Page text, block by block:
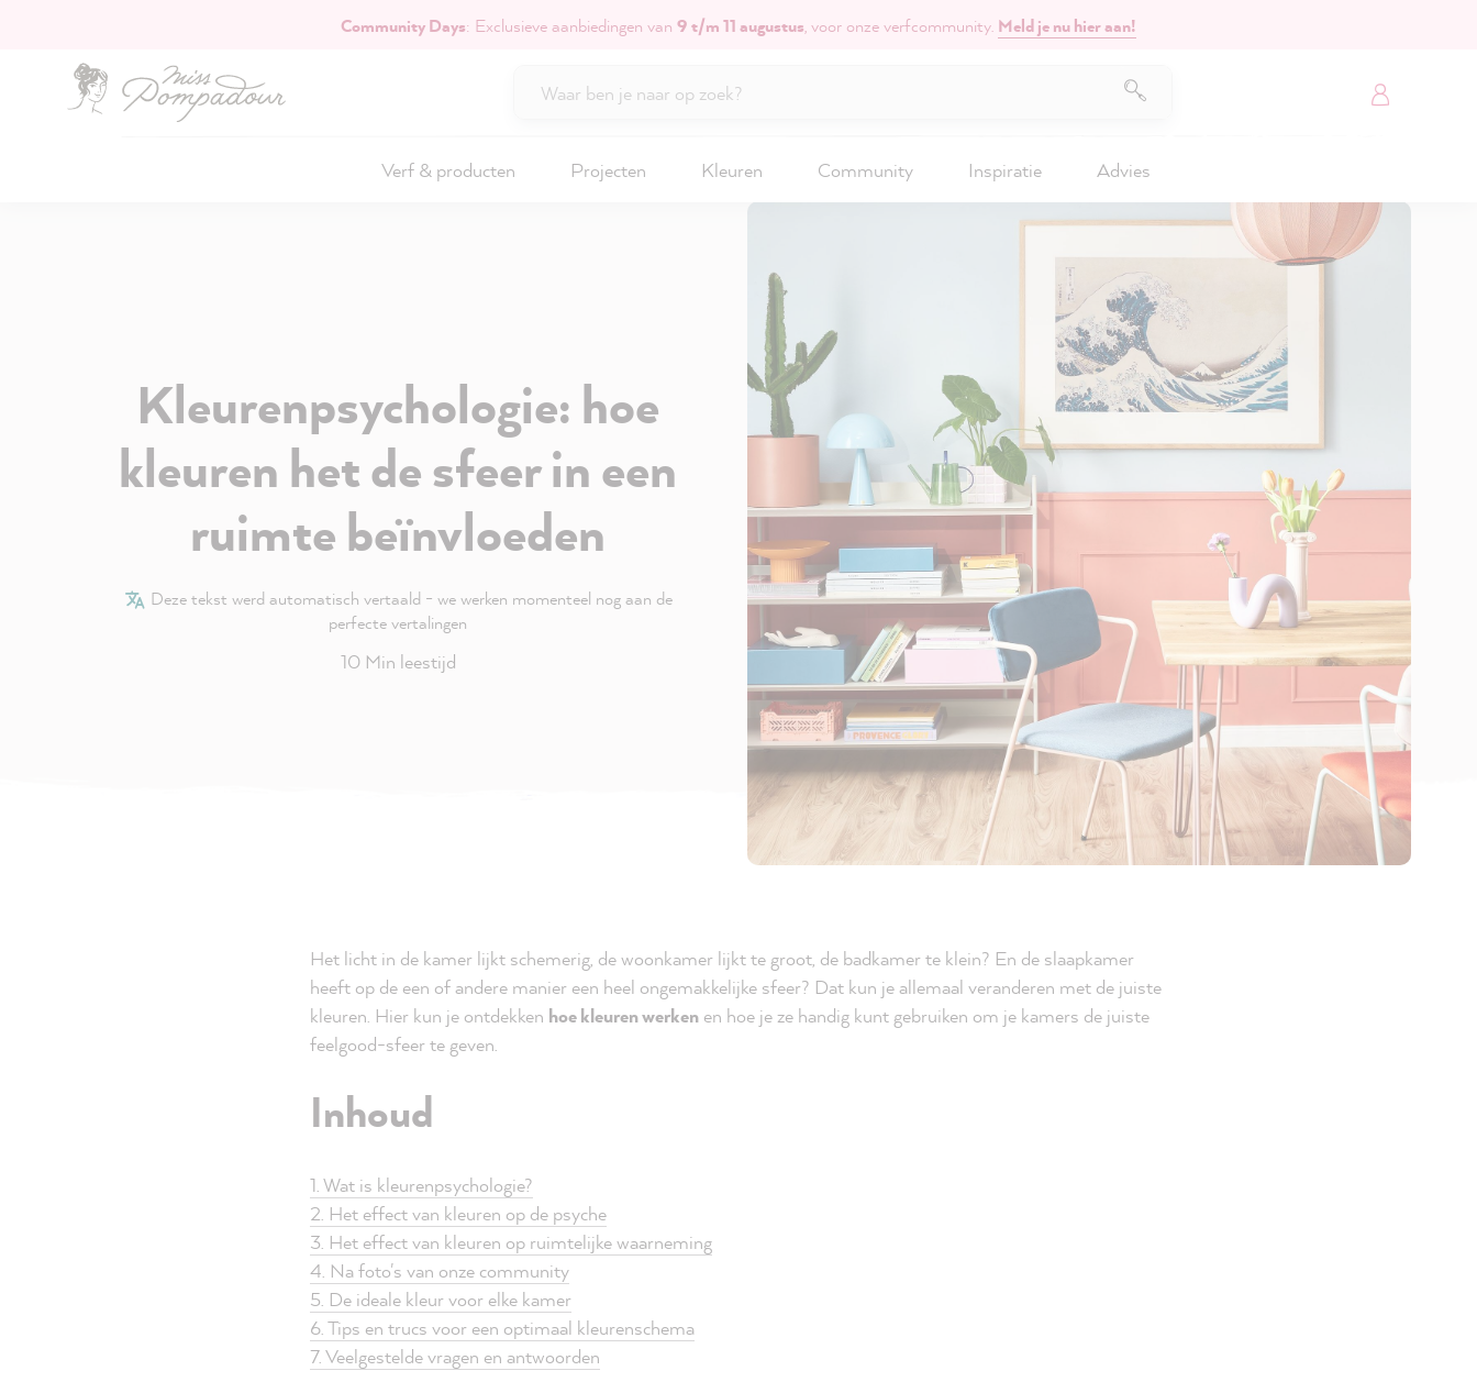
Community Days: Exclusieve aanbiedingen van 9 t/m 11 augustus, voor onze verfcommunity. Meld je nu hier aan!
Verf & producten Projecten Kleuren Community Inspiratie Advies
Kleurenpsychologie: hoe
kleuren het de sfeer in een
ruimte beïnvloeden
Deze tekst werd automatisch vertaald - we werken momenteel nog aan de
perfecte vertalingen
10 Min leestijd
Het licht in de kamer lijkt schemerig, de woonkamer lijkt te groot, de badkamer te klein? En de slaapkamer
heeft op de een of andere manier een heel ongemakkelijke sfeer? Dat kun je allemaal veranderen met de juiste
kleuren. Hier kun je ontdekken hoe kleuren werken en hoe je ze handig kunt gebruiken om je kamers de juiste
feelgood-sfeer te geven.
Inhoud
1. Wat is kleurenpsychologie?
2. Het effect van kleuren op de psyche
3. Het effect van kleuren op ruimtelijke waarneming
4. Na foto's van onze community
5. De ideale kleur voor elke kamer
6. Tips en trucs voor een optimaal kleurenschema
7. Veelgestelde vragen en antwoorden